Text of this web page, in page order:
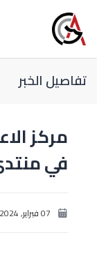
تفاصيل الخبر
مركز
في
07 فبراير, 2024